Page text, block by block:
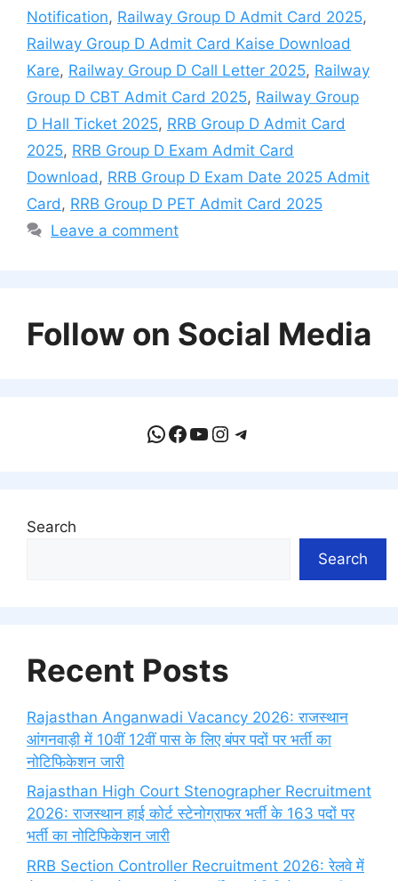
Notification, Railway Group D Admit Card 2025,
Railway Group D Admit Card Kaise Download
Kare, Railway Group D Call Letter 2025, Railway
Group D CBT Admit Card 2025, Railway Group
D Hall Ticket 2025, RRB Group D Admit Card
2025, RRB Group D Exam Admit Card
Download , RRB Group D Exam Date 2025 Admit
Card , RRB Group D PET Admit Card 2025
Leave a comment
Follow on Social Media
WhatsApp
Facebook
YouTube
Instagram
Telegram
Search
Search
Recent Posts
Rajasthan Anganwadi Vacancy 2026: राजस्थान
आंगनवाड़ी में 10वीं 12वीं पास के लिए बंपर पदों पर भर्ती का
नोटिफिकेशन जारी
Rajasthan High Court Stenographer Recruitment
2026: राजस्थान हाई कोर्ट स्टेनोग्राफर भर्ती के 163 पदों पर
भर्ती का नोटिफिकेशन जारी
RRB Section Controller Recruitment 2026: रेलवे में